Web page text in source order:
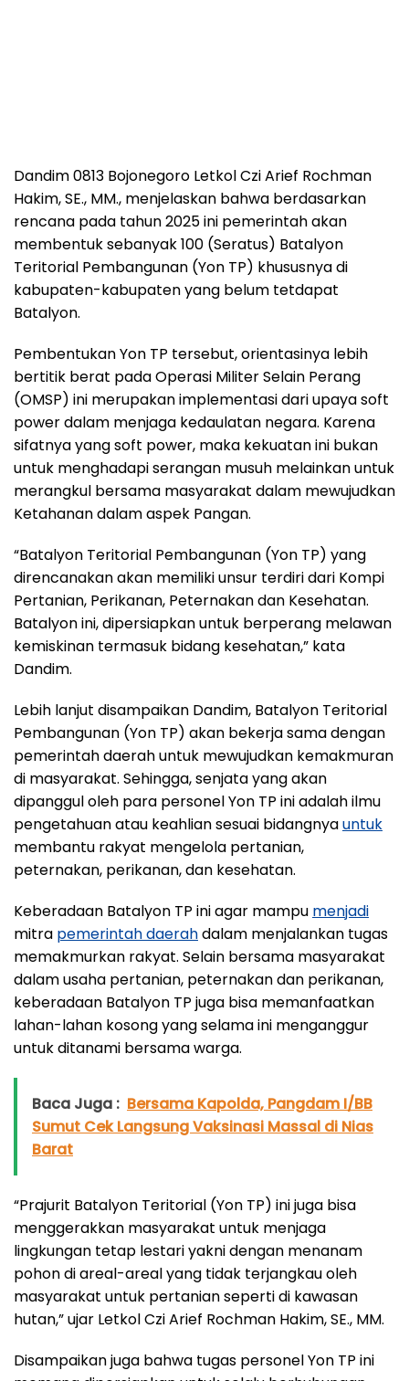
Dandim 0813 Bojonegoro Letkol Czi Arief Rochman
Hakim, SE., MM., menjelaskan bahwa berdasarkan
rencana pada tahun 2025 ini pemerintah akan
membentuk sebanyak 100 (Seratus) Batalyon
Teritorial Pembangunan (Yon TP) khususnya di
kabupaten-kabupaten yang belum tetdapat
Batalyon.
Pembentukan Yon TP tersebut, orientasinya lebih
bertitik berat pada Operasi Militer Selain Perang
(OMSP) ini merupakan implementasi dari upaya soft
power dalam menjaga kedaulatan negara. Karena
sifatnya yang soft power, maka kekuatan ini bukan
untuk menghadapi serangan musuh melainkan untuk
merangkul bersama masyarakat dalam mewujudkan
Ketahanan dalam aspek Pangan.
“Batalyon Teritorial Pembangunan (Yon TP) yang
direncanakan akan memiliki unsur terdiri dari Kompi
Pertanian, Perikanan, Peternakan dan Kesehatan.
Batalyon ini, dipersiapkan untuk berperang melawan
kemiskinan termasuk bidang kesehatan,” kata
Dandim.
Lebih lanjut disampaikan Dandim, Batalyon Teritorial
Pembangunan (Yon TP) akan bekerja sama dengan
pemerintah daerah untuk mewujudkan kemakmuran
di masyarakat. Sehingga, senjata yang akan
dipanggul oleh para personel Yon TP ini adalah ilmu
pengetahuan atau keahlian sesuai bidangnyauntuk
membantu rakyat mengelola pertanian,
peternakan, perikanan, dan kesehatan.
Keberadaan Batalyon TP ini agar mampu menjadi
mitra pemerintah daerahdalam menjalankan tugas
memakmurkan rakyat. Selain bersama masyarakat
dalam usaha pertanian, peternakan dan perikanan,
keberadaan Batalyon TP juga bisa memanfaatkan
lahan-lahan kosong yang selama ini menganggur
untuk ditanami bersama warga.
Baca Juga : Bersama Kapolda, Pangdam I/BB
Sumut Cek Langsung Vaksinasi Massal di Nias
Barat
“Prajurit Batalyon Teritorial (Yon TP) ini juga bisa
menggerakkan masyarakat untuk menjaga
lingkungan tetap lestari yakni dengan menanam
pohon di areal-areal yang tidak terjangkau oleh
masyarakat untuk pertanian seperti di kawasan
hutan,” ujar Letkol Czi Arief Rochman Hakim, SE., MM.
Disampaikan juga bahwa tugas personel Yon TP ini